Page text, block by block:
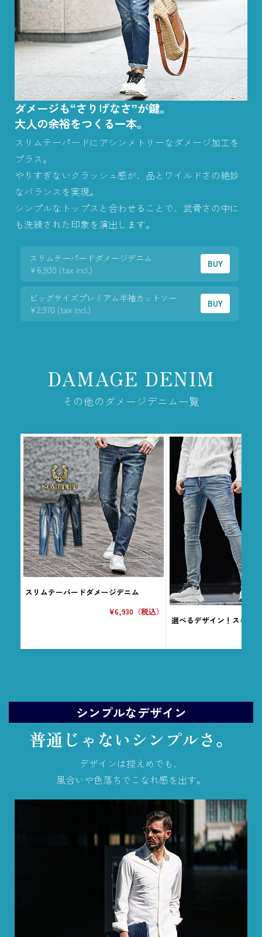
ダメージも“さりげなさ”が鍵。
大人の余裕をつくる一本。
スリムテーパードにアシンメトリーなダメージ加工を
プラス。
やりすぎないクラッシュ感が、品とワイルドさの絶妙
なバランスを実現。
シンプルなトップスと合わせることで、武骨さの中に
も洗練された印象を演出します。
スリムテーパードダメージデニム
¥6,930 (tax incl.)
BUY
ビッグサイズプレミアム半袖カットソー
¥2,970 (tax incl.)
BUY
DAMAGE DENIM
その他のダメージデニム一覧
スリムテーパードダメージデニム
¥6,930（税込）
選べるデザイン！スキニ
シンプルなデザイン
普通じゃないシンプルさ。
デザインは控えめでも、
風合いや色落ちでこなれ感を出す。